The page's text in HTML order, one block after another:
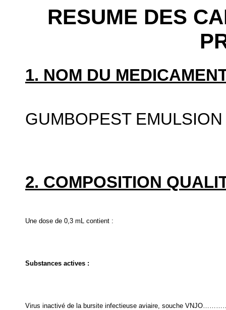
RESUME DES
1. NOM DU
GUMBOPEST
2. COMPOSITION
Une dose de 0,3 mL contient :
Substances actives :
Virus inactivé de la bursite infectieuse aviaire, souche